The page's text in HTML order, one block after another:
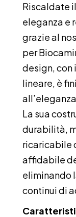
Riscaldate
eleganza e
grazie al
per
design, con
lineare, è
La sua
durabilità,
ricaricabile
affidabile
eliminando
continui di